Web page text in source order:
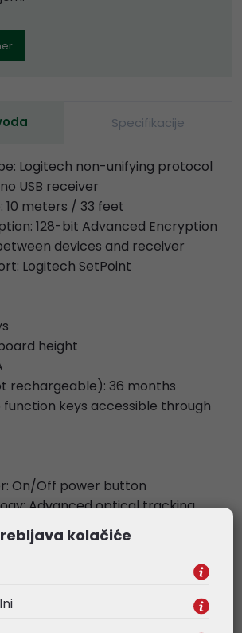
Specifikacije
Logitech non-unifying protocol
USB receiver
10 meters / 33 feet
128-bit Advanced Encryption
devices and receiver
Logitech SetPoint
height
rechargeable): 36 months
function keys accessible through
On/Off power button
Advanced optical tracking
rechargeable): 12 months
kolačiće